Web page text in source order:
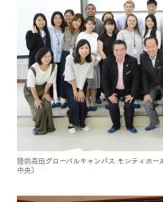
陸前高田グローバルキャンパス モンティホ
中央）